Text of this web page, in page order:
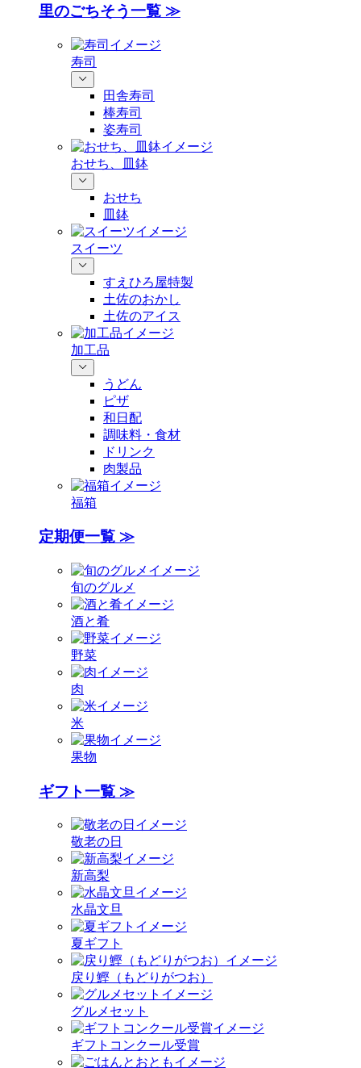
里のごちそう一覧 ≫
寿司
田舎寿司
棒寿司
姿寿司
おせち、皿鉢
おせち
皿鉢
スイーツ
すえひろ屋特製
土佐のおかし
土佐のアイス
加工品
うどん
ピザ
和日配
調味料・食材
ドリンク
肉製品
福箱
定期便一覧 ≫
旬のグルメ
酒と肴
野菜
肉
米
果物
ギフト一覧 ≫
敬老の日
新高梨
水晶文旦
夏ギフト
戻り鰹（もどりがつお）
グルメセット
ギフトコンクール受賞